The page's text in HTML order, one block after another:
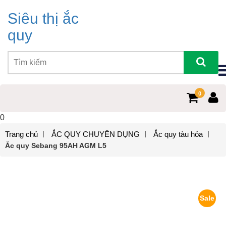
Siêu thị ắc
quy
0
0
Trang chủ
ẮC QUY CHUYÊN DỤNG Ắc quy tàu hỏa
Ắc quy Sebang 95AH AGM L5
Sale